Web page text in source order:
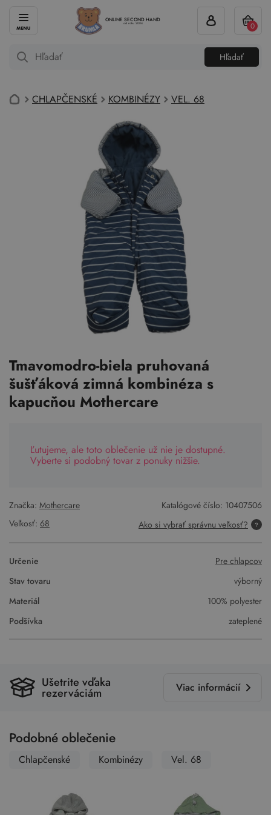
ONLINE SECOND HAND
od roku 2004
Hľadať
0
CHLAPČENSKÉ KOMBINÉZY VEL. 68
Tmavomodro-biela pruhovaná
šušťáková zimná kombinéza s
kapucňou Mothercare
Ľutujeme, ale toto oblečenie už nie je dostupné.
Vyberte si podobný tovar z ponuky nižšie.
Značka: Mothercare Katalógové číslo: 10407506
Veľkosť: 68 Ako si vybrať správnu veľkosť?
Určenie
Pre chlapcov
Stav tovaru
výborný
Materiál
100% polyester
Podšívka
zateplené
Ušetrite vďaka
rezerváciám Viac informácií
Podobné oblečenie
Chlapčenské Kombinézy Vel. 68